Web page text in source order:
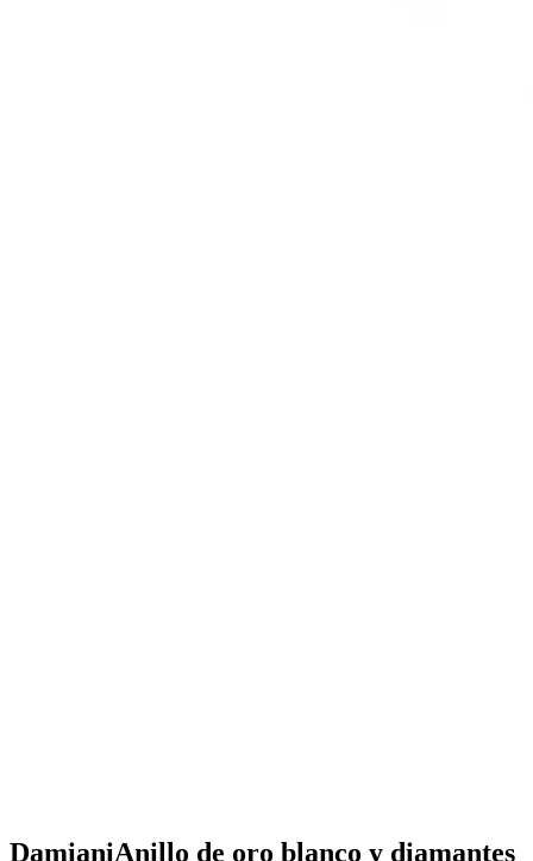
DamianiAnillo de oro blanco y diamantes